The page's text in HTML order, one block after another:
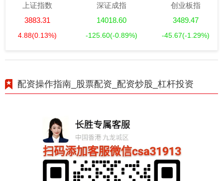
上证指数
3883.31
4.88(0.13%)
深证成指
14018.60
-125.60(-0.89%)
创业板指
3489.47
-45.67(-1.29%)
配资操作指南_股票配资_配资炒股_杠杆投资